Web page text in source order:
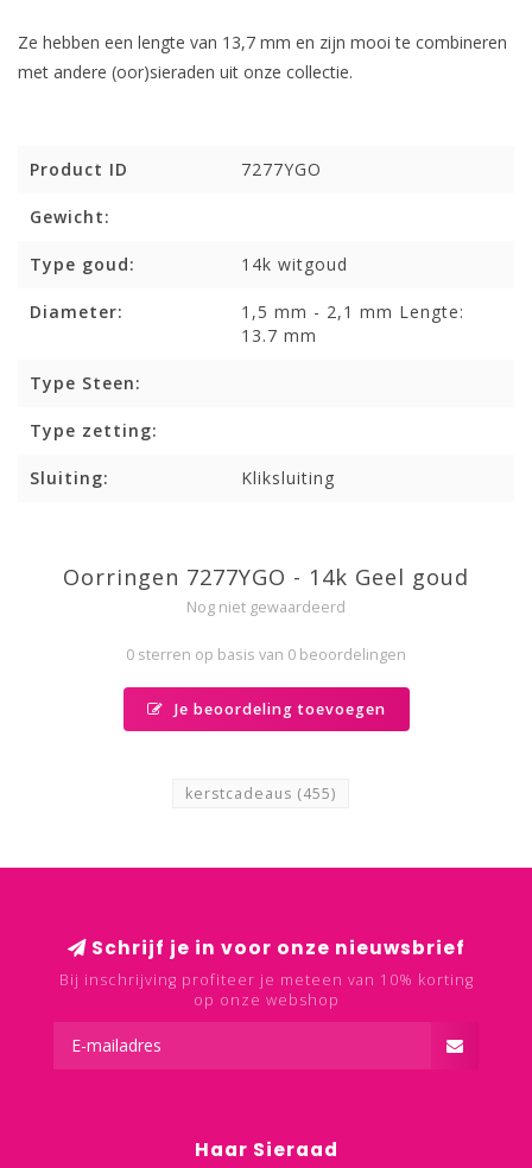
Ze hebben een lengte van 13,7 mm en zijn mooi te combineren
met andere (oor)sieraden uit onze collectie.
Product ID 7277YGO
Gewicht:
Type goud: 14k witgoud
Diameter:
1,5 mm - 2,1 mm Lengte:
13.7 mm
Type Steen:
Type zetting:
Sluiting: Kliksluiting
Oorringen 7277YGO - 14k Geel goud
Nog niet gewaardeerd
0 sterren op basis van 0 beoordelingen
Je beoordeling toevoegen
kerstcadeaus (455)
Schrijf je in voor onze nieuwsbrief
Bij inschrijving profiteer je meteen van 10% korting
op onze webshop
Haar Sieraad